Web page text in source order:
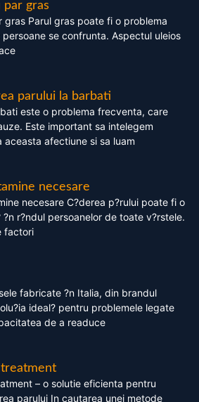
gras
Parul gras poate fi o problema
se confrunta. Aspectul uleios
parului la barbati
este o problema frecventa, care
Este important sa intelegem
afectiune si sa luam
necesare
necesare C?derea p?rului poate fi o
?n r?ndul persoanelor de toate v?rstele.
factori
fabricate ?n Italia, din brandul
ideal? pentru problemele legate
de a readuce
– o solutie eficienta pentru
parului In cautarea unei metode